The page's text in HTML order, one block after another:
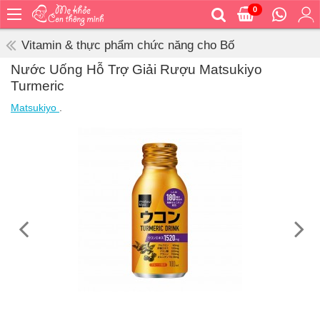
0
Bé
ăn
vệ
ngoài
Vitamin & thực phẩm chức năng cho Bố
Nước Uống Hỗ Trợ Giải Rượu Matsukiyo
Turmeric
Matsukiyo